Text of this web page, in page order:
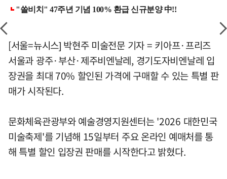
[서울=뉴시스] 박현주 미술전문 기자 = 키아프·프리즈
서울과 광주·부산·제주비엔날레, 경기도자비엔날레 입
장권을 최대 70% 할인된 가격에 구매할 수 있는 특별 판
매가 시작된다.
문화체육관광부와 예술경영지원센터는 '2026 대한민국
미술축제'를 기념해 15일부터 주요 온라인 예매처를 통
해 특별 할인 입장권 판매를 시작한다고 밝혔다.